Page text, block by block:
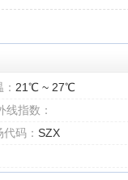
21℃ ~ 27℃
线指数：
码： SZX